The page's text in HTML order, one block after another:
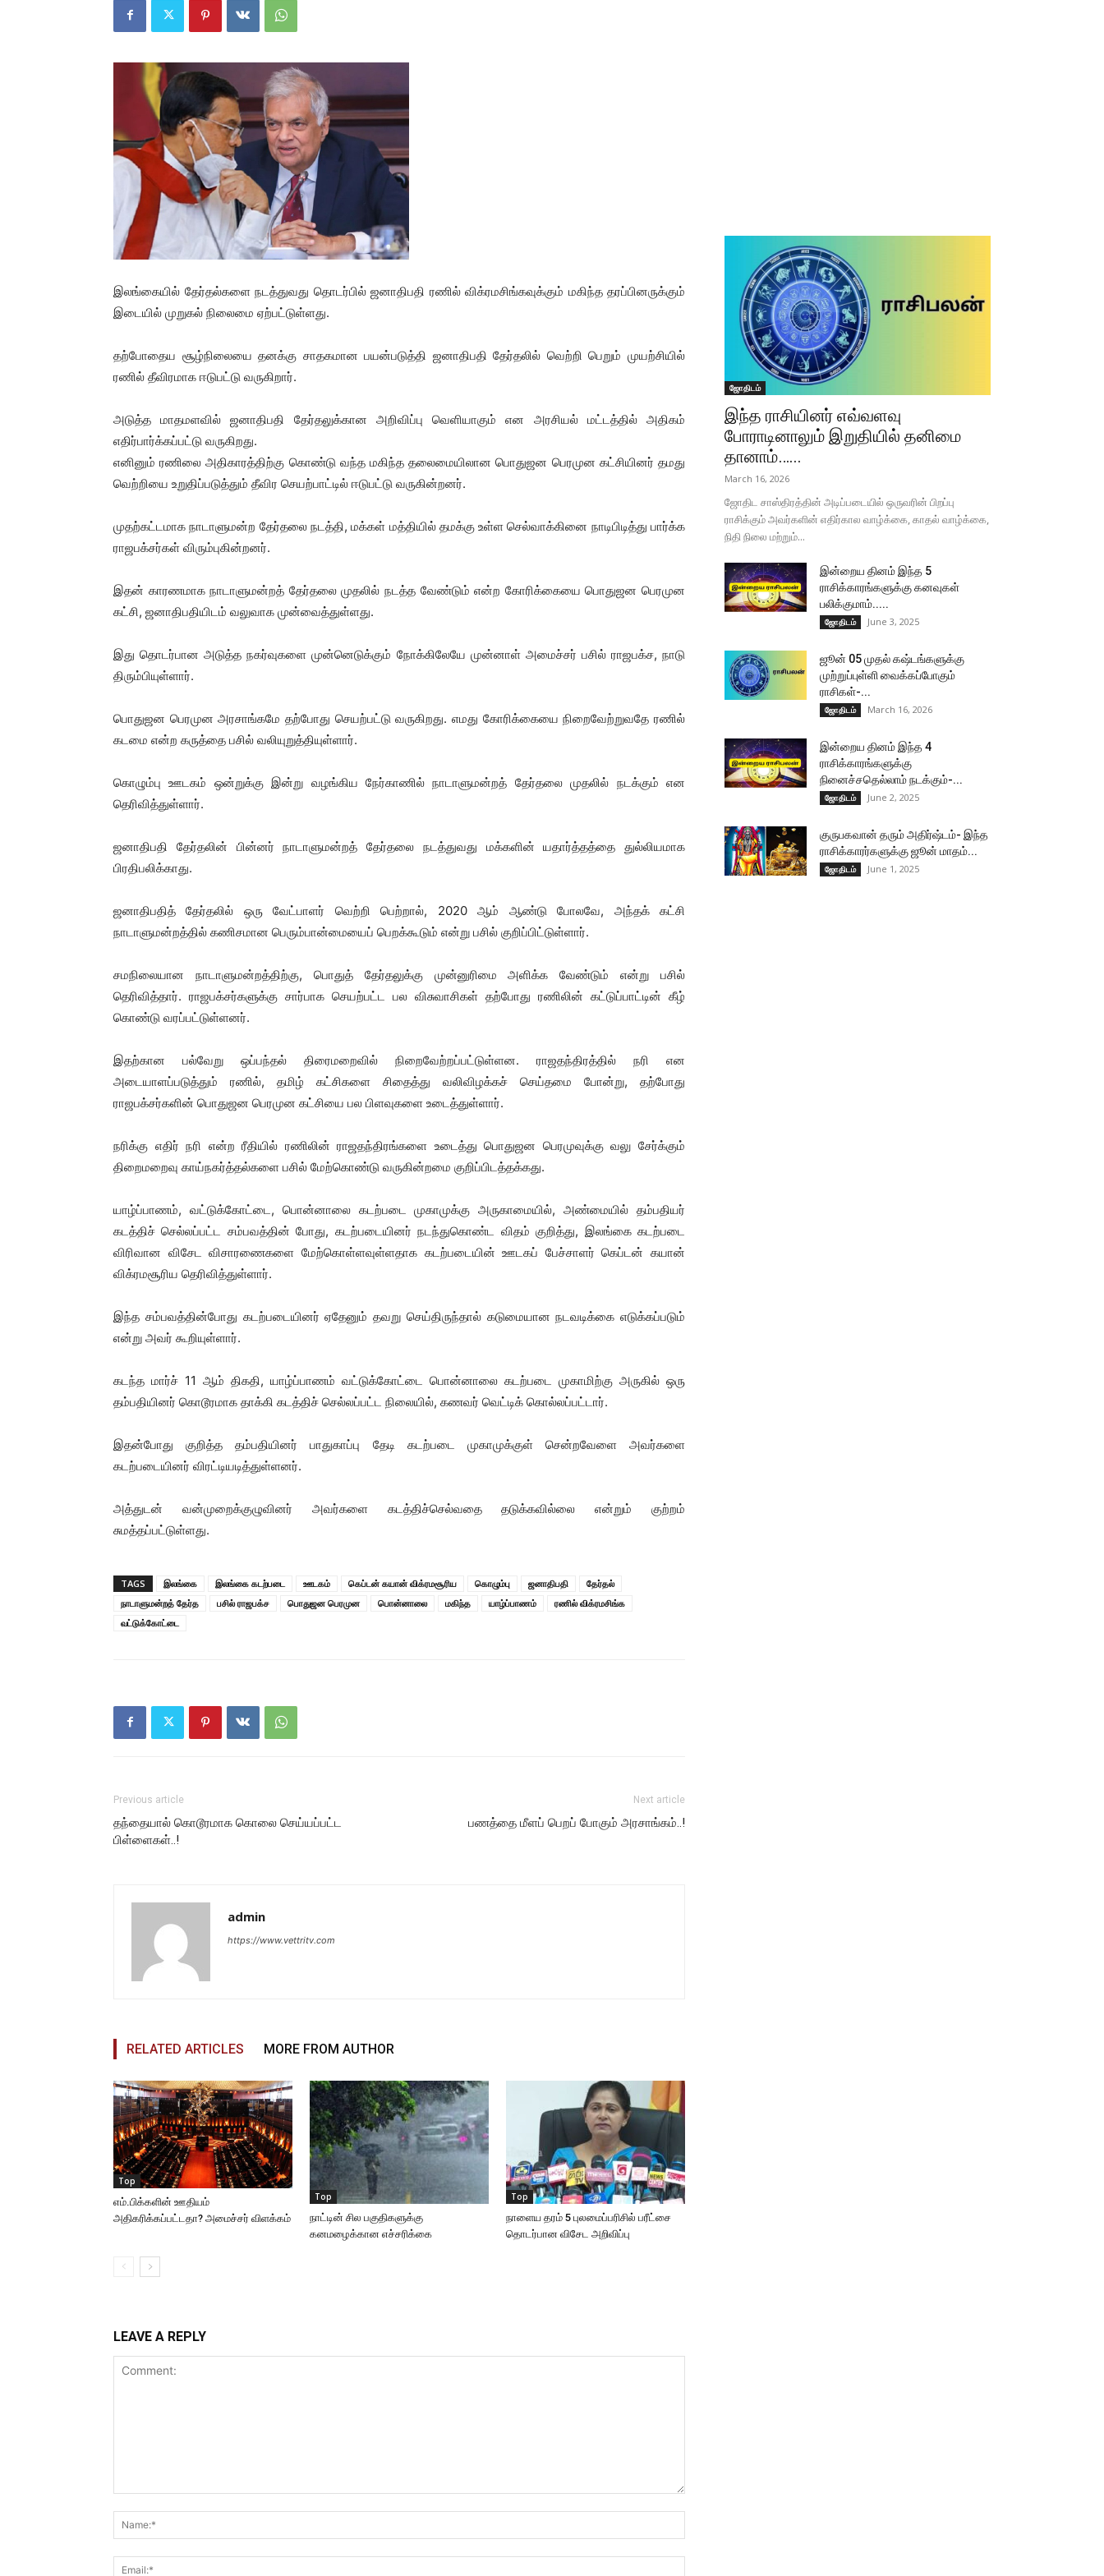
இலங்கையில் தேர்தல்களை நடத்துவது தொடர்பில் ஜனாதிபதி ரணில் விக்ரமசிங்கவுக்கும் மகிந்த தரப்பினருக்கும்
இடையில் முறுகல் நிலைமை ஏற்பட்டுள்ளது.
தற்போதைய சூழ்நிலையை தனக்கு சாதகமான பயன்படுத்தி ஜனாதிபதி தேர்தலில் வெற்றி பெறும் முயற்சியில்
ரணில் தீவிரமாக ஈடுபட்டு வருகிறார்.
அடுத்த மாதமளவில் ஜனாதிபதி தேர்தலுக்கான அறிவிப்பு வெளியாகும் என அரசியல் மட்டத்தில் அதிகம்
எதிர்பார்க்கப்பட்டு வருகிறது.
எனினும் ரணிலை அதிகாரத்திற்கு கொண்டு வந்த மகிந்த தலைமையிலான பொதுஜன பெரமுன கட்சியினர் தமது
வெற்றியை உறுதிப்படுத்தும் தீவிர செயற்பாட்டில் ஈடுபட்டு வருகின்றனர்.
முதற்கட்டமாக நாடாளுமன்ற தேர்தலை நடத்தி, மக்கள் மத்தியில் தமக்கு உள்ள செல்வாக்கினை நாடிபிடித்து பார்க்க
ராஜபக்சர்கள் விரும்புகின்றனர்.
இதன் காரணமாக நாடாளுமன்றத் தேர்தலை முதலில் நடத்த வேண்டும் என்ற கோரிக்கையை பொதுஜன பெரமுன
கட்சி, ஜனாதிபதியிடம் வலுவாக முன்வைத்துள்ளது.
இது தொடர்பான அடுத்த நகர்வுகளை முன்னெடுக்கும் நோக்கிலேயே முன்னாள் அமைச்சர் பசில் ராஜபக்ச, நாடு
திரும்பியுள்ளார்.
பொதுஜன பெரமுன அரசாங்கமே தற்போது செயற்பட்டு வருகிறது. எமது கோரிக்கையை நிறைவேற்றுவதே ரணில்
கடமை என்ற கருத்தை பசில் வலியுறுத்தியுள்ளார்.
கொழும்பு ஊடகம் ஒன்றுக்கு இன்று வழங்கிய நேர்காணில் நாடாளுமன்றத் தேர்தலை முதலில் நடக்கும் என
தெரிவித்துள்ளார்.
ஜனாதிபதி தேர்தலின் பின்னர் நாடாளுமன்றத் தேர்தலை நடத்துவது மக்களின் யதார்த்தத்தை துல்லியமாக
பிரதிபலிக்காது.
ஜனாதிபதித் தேர்தலில் ஒரு வேட்பாளர் வெற்றி பெற்றால், 2020 ஆம் ஆண்டு போலவே, அந்தக் கட்சி
நாடாளுமன்றத்தில் கணிசமான பெரும்பான்மையைப் பெறக்கூடும் என்று பசில் குறிப்பிட்டுள்ளார்.
சமநிலையான நாடாளுமன்றத்திற்கு, பொதுத் தேர்தலுக்கு முன்னுரிமை அளிக்க வேண்டும் என்று பசில்
தெரிவித்தார். ராஜபக்சர்களுக்கு சார்பாக செயற்பட்ட பல விசுவாசிகள் தற்போது ரணிலின் கட்டுப்பாட்டின் கீழ்
கொண்டு வரப்பட்டுள்ளனர்.
இதற்கான பல்வேறு ஒப்பந்தல் திரைமறைவில் நிறைவேற்றப்பட்டுள்ளன. ராஜதந்திரத்தில் நரி என
அடையாளப்படுத்தும் ரணில், தமிழ் கட்சிகளை சிதைத்து வலிவிழக்கச் செய்தமை போன்று, தற்போது
ராஜபக்சர்களின் பொதுஜன பெரமுன கட்சியை பல பிளவுகளை உடைத்துள்ளார்.
நரிக்கு எதிர் நரி என்ற ரீதியில் ரணிலின் ராஜதந்திரங்களை உடைத்து பொதுஜன பெரமுவுக்கு வலு சேர்க்கும்
திறைமறைவு காய்நகர்த்தல்களை பசில் மேற்கொண்டு வருகின்றமை குறிப்பிடத்தக்கது.
யாழ்ப்பாணம், வட்டுக்கோட்டை, பொன்னாலை கடற்படை முகாமுக்கு அருகாமையில், அண்மையில் தம்பதியர்
கடத்திச் செல்லப்பட்ட சம்பவத்தின் போது, கடற்படையினர் நடந்துகொண்ட விதம் குறித்து, இலங்கை கடற்படை
விரிவான விசேட விசாரணைகளை மேற்கொள்ளவுள்ளதாக கடற்படையின் ஊடகப் பேச்சாளர் கெப்டன் கயான்
விக்ரமசூரிய தெரிவித்துள்ளார்.
இந்த சம்பவத்தின்போது கடற்படையினர் ஏதேனும் தவறு செய்திருந்தால் கடுமையான நடவடிக்கை எடுக்கப்படும்
என்று அவர் கூறியுள்ளார்.
கடந்த மார்ச் 11 ஆம் திகதி, யாழ்ப்பாணம் வட்டுக்கோட்டை பொன்னாலை கடற்படை முகாமிற்கு அருகில் ஒரு
தம்பதியினர் கொடூரமாக தாக்கி கடத்திச் செல்லப்பட்ட நிலையில், கணவர் வெட்டிக் கொல்லப்பட்டார்.
இதன்போது குறித்த தம்பதியினர் பாதுகாப்பு தேடி கடற்படை முகாமுக்குள் சென்றவேளை அவர்களை
கடற்படையினர் விரட்டியடித்துள்ளனர்.
அத்துடன் வன்முறைக்குழுவினர் அவர்களை கடத்திச்செல்வதை தடுக்கவில்லை என்றும் குற்றம்
சுமத்தப்பட்டுள்ளது.
TAGS இலங்கை இலங்கை கடற்படை ஊடகம் கெப்டன் கயான் விக்ரமசூரிய கொழும்பு ஜனாதிபதி
தேர்தல்
நாடாளுமன்றத் தேர்த
பசில் ராஜபக்ச பொதுஜன பெரமுன பொன்னாலை மகிந்த யாழ்ப்பாணம்
ரணில் விக்ரமசிங்க
வட்டுக்கோட்டை
Previous article
தந்தையால் கொடூரமாக கொலை செய்யப்பட்ட
பிள்ளைகள்..!
Next article
பணத்தை மீளப் பெறப் போகும் அரசாங்கம்..!
admin
https://www.vettritv.com
RELATED ARTICLES MORE FROM AUTHOR
Top
எம்.பிக்களின் ஊதியம்
அதிகரிக்கப்பட்டதா? அமைச்சர் விளக்கம்
Top
நாட்டின் சில பகுதிகளுக்கு
கனமழைக்கான எச்சரிக்கை
Top
நாளைய தரம் 5 புலமைப்பரிசில் பரீட்சை
தொடர்பான விசேட அறிவிப்பு
LEAVE A REPLY
ஜோதிடம்
இந்த ராசியினர் எவ்வளவு
போராடினாலும் இறுதியில் தனிமை
தானாம்…...
March 16, 2026
ஜோதிட சாஸ்திரத்தின் அடிப்படையில் ஒருவரின் பிறப்பு
ராசிக்கும் அவர்களின் எதிர்கால வாழ்க்கை, காதல் வாழ்க்கை,
நிதி நிலை மற்றும்...
இன்றைய தினம் இந்த 5
ராசிக்காரங்களுக்கு கனவுகள்
பலிக்குமாம்.....
ஜோதிடம் June 3, 2025
ஜூன் 05 முதல் கஷ்டங்களுக்கு
முற்றுப்புள்ளி வைக்கப்போகும்
ராசிகள்-...
ஜோதிடம் March 16, 2026
இன்றைய தினம் இந்த 4
ராசிக்காரங்களுக்கு
நினைச்சதெல்லாம் நடக்கும்-...
ஜோதிடம் June 2, 2025
குருபகவான் தரும் அதிர்ஷ்டம்- இந்த
ராசிக்காரர்களுக்கு ஜூன் மாதம்...
ஜோதிடம் June 1, 2025